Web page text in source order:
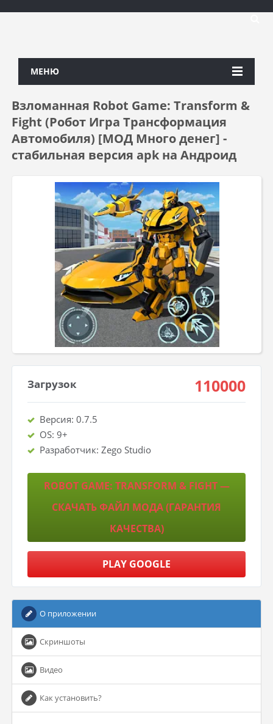
МЕНЮ
Взломанная Robot Game: Transform &
Fight (Робот Игра Трансформация
Автомобиля) [МОД Много денег] -
стабильная версия apk на Андроид
Загрузок 110000
Версия: 0.7.5
OS: 9+
Разработчик: Zego Studio
ROBOT GAME: TRANSFORM & FIGHT —
СКАЧАТЬ ФАЙЛ МОДА (ГАРАНТИЯ
КАЧЕСТВА)
PLAY GOOGLE
О приложении
Скриншоты
Видео
Как установить?